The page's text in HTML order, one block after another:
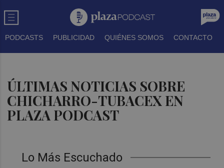
PODCASTS PUBLICIDAD QUIÉNES SOMOS CONTACTO
ÚLTIMAS NOTICIAS SOBRE
CHICHARRO-TUBACEX EN
PLAZA PODCAST
Lo Más Escuchado